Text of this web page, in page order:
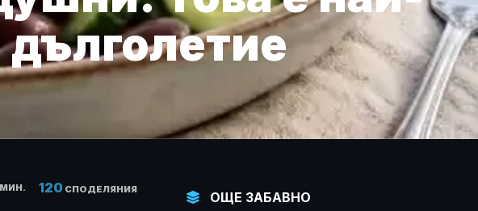
дълголетие
МИН. 120 СПОДЕЛЯНИЯ ОЩЕ ЗАБАВНО